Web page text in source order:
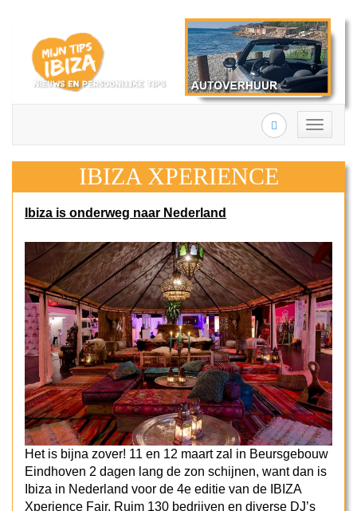
Toggle
navigation
Search
IBIZA XPERIENCE
Ibiza is onderweg naar Nederland
Het is bijna zover! 11 en 12 maart zal in Beursgebouw
Eindhoven 2 dagen lang de zon schijnen, want dan is
Ibiza in Nederland voor de 4e editie van de IBIZA
Xperience Fair. Ruim 130 bedrijven en diverse DJ’s